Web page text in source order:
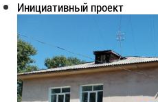
Инициативный проект